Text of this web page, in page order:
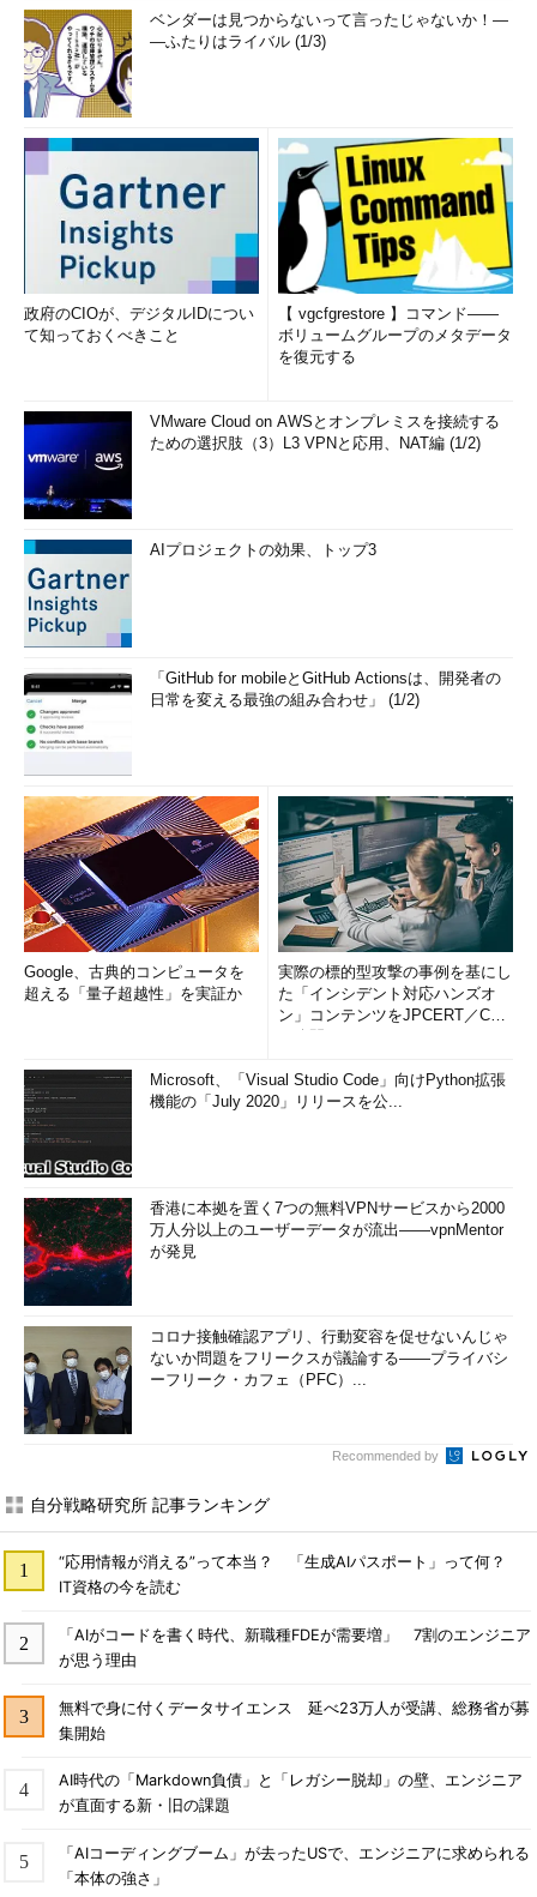
ベンダーは見つからないって言ったじゃないか！―
―ふたりはライバル (1/3)
政府のCIOが、デジタルIDについ
て知っておくべきこと
【 vgcfgrestore 】コマンド――
ボリュームグループのメタデータ
を復元する
VMware Cloud on AWSとオンプレミスを接続する
ための選択肢（3）L3 VPNと応用、NAT編 (1/2)
AIプロジェクトの効果、トップ3
「GitHub for mobileとGitHub Actionsは、開発者の
日常を変える最強の組み合わせ」 (1/2)
Google、古典的コンピュータを
超える「量子超越性」を実証か
実際の標的型攻撃の事例を基にし
た「インシデント対応ハンズオ
ン」コンテンツをJPCERT／CC
Microsoft、「Visual Studio Code」向けPython拡張
機能の「July 2020」リリースを公...
香港に本拠を置く7つの無料VPNサービスから2000
万人分以上のユーザーデータが流出――vpnMentor
が発見
コロナ接触確認アプリ、行動変容を促せないんじゃ
ないか問題をフリークスが議論する――プライバシ
ーフリーク・カフェ（PFC）...
Recommended by
自分戦略研究所 記事ランキング
“応用情報が消える”って本当？ 「生成AIパスポート」って何？
IT資格の今を読む
「AIがコードを書く時代、新職種FDEが需要増」 7割のエンジニア
が思う理由
無料で身に付くデータサイエンス 延べ23万人が受講、総務省が募
集開始
AI時代の「Markdown負債」と「レガシー脱却」の壁、エンジニア
が直面する新・旧の課題
「AIコーディングブーム」が去ったUSで、エンジニアに求められる
「本体の強さ」